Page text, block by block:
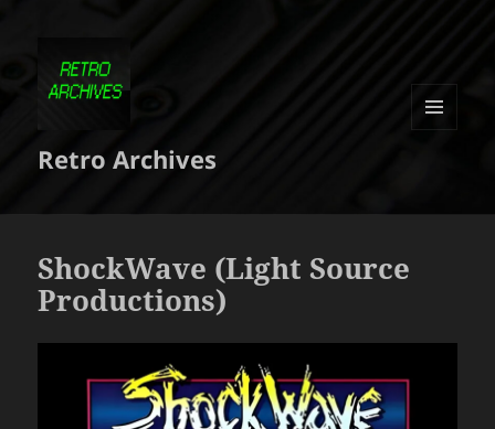
Retro Archives
ShockWave (Light Source
Productions)